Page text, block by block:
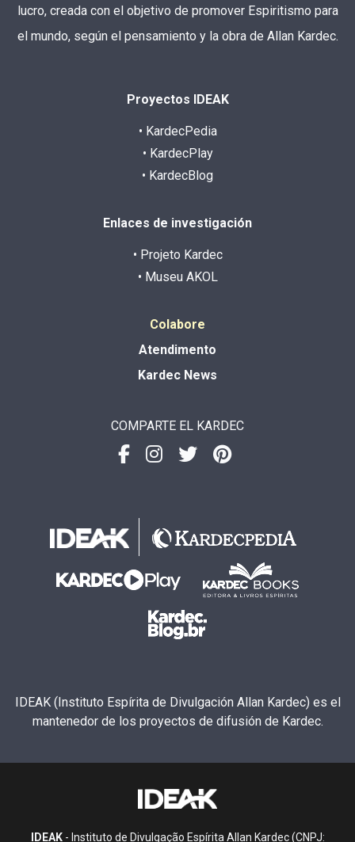
lucro, creada con el objetivo de promover Espiritismo para
el mundo, según el pensamiento y la obra de Allan Kardec.
Proyectos IDEAK
• KardecPedia
• KardecPlay
• KardecBlog
Enlaces de investigación
• Projeto Kardec
• Museu AKOL
Colabore
Atendimento
Kardec News
COMPARTE EL KARDEC
IDEAK (Instituto Espírita de Divulgación Allan Kardec) es el
mantenedor de los proyectos de difusión de Kardec.
IDEAK- Instituto de Divulgação Espírita Allan Kardec (CNPJ: